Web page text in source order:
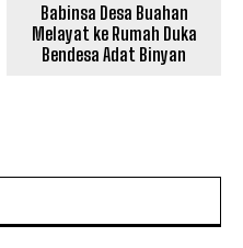
Babinsa Desa Buahan
Melayat ke Rumah Duka
Bendesa Adat Binyan